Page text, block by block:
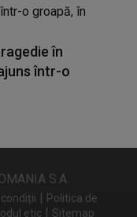
în
într-o
S.A.
| Politica de
etic | Sitemap